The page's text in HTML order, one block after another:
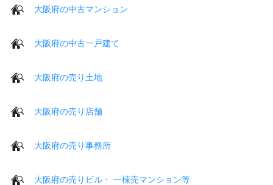
大阪府の中古マンション
大阪府の中古一戸建て
大阪府の売り土地
大阪府の売り店舗
大阪府の売り事務所
大阪府の売りビル・ 一棟売マンション等